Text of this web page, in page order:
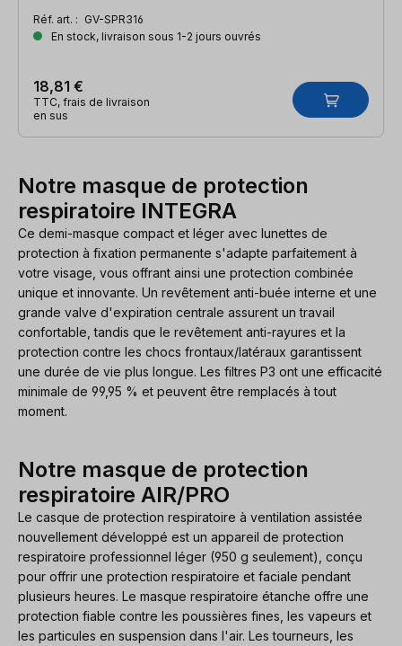
Réf. art. : GV-SPR316
En stock, livraison sous 1-2 jours ouvrés
18,81 €
TTC, frais de livraison
en sus
Notre masque de protection
respiratoire INTEGRA
Ce demi-masque compact et léger avec lunettes de
protection à fixation permanente s'adapte parfaitement à
votre visage, vous offrant ainsi une protection combinée
unique et innovante. Un revêtement anti-buée interne et une
grande valve d'expiration centrale assurent un travail
confortable, tandis que le revêtement anti-rayures et la
protection contre les chocs frontaux/latéraux garantissent
une durée de vie plus longue. Les filtres P3 ont une efficacité
minimale de 99,95 % et peuvent être remplacés à tout
moment.
Notre masque de protection
respiratoire AIR/PRO
Le casque de protection respiratoire à ventilation assistée
nouvellement développé est un appareil de protection
respiratoire professionnel léger (950 g seulement), conçu
pour offrir une protection respiratoire et faciale pendant
plusieurs heures. Le masque respiratoire étanche offre une
protection fiable contre les poussières fines, les vapeurs et
les particules en suspension dans l'air. Les tourneurs, les